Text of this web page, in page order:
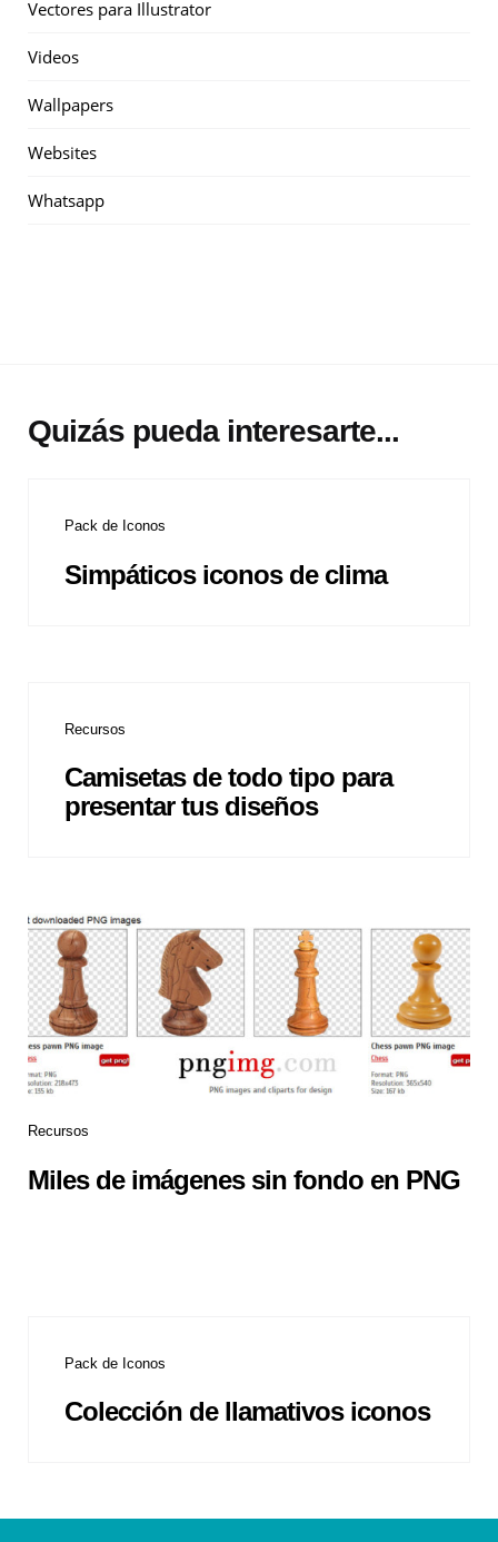
Vectores para Illustrator
Videos
Wallpapers
Websites
Whatsapp
Quizás pueda interesarte...
Pack de Iconos
Simpáticos iconos de clima
Recursos
Camisetas de todo tipo para
presentar tus diseños
Recursos
Miles de imágenes sin fondo en PNG
Pack de Iconos
Colección de llamativos iconos